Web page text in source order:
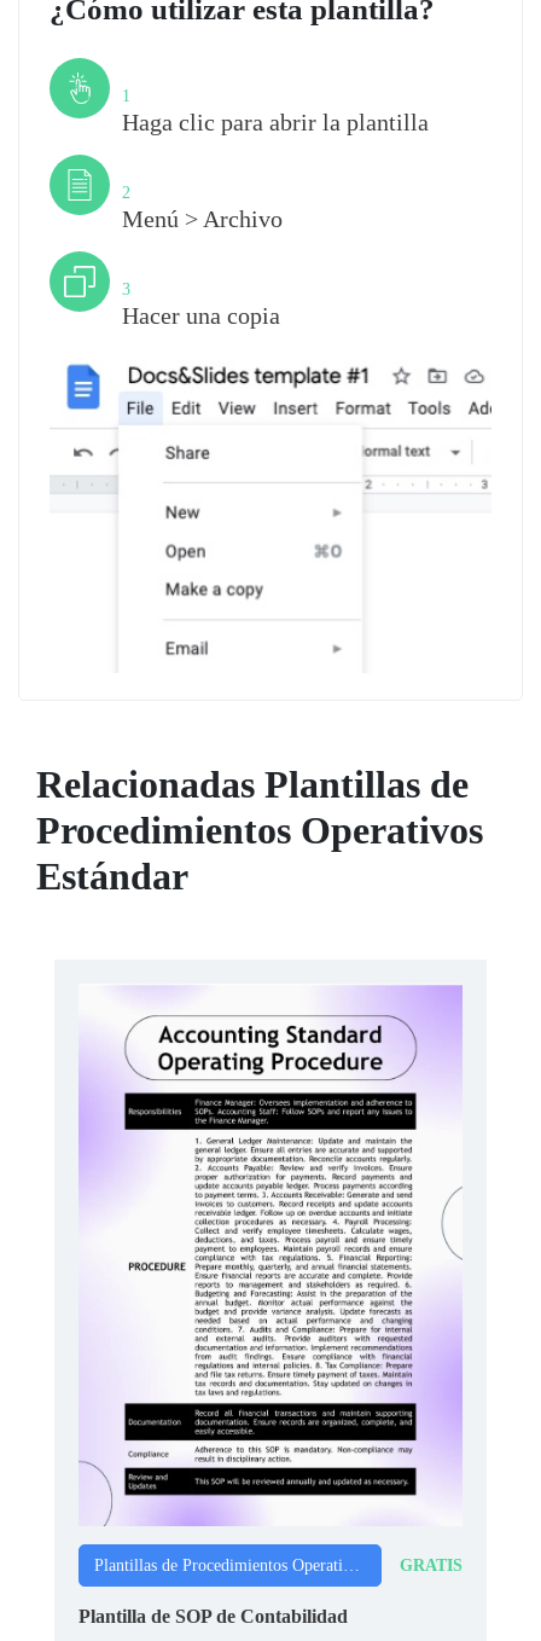
¿Cómo utilizar esta plantilla?
1
Haga clic para abrir la plantilla
2
Menú > Archivo
3
Hacer una copia
Relacionadas Plantillas de
Procedimientos Operativos
Estándar
Plantillas de Procedimientos Operativos Estándar GRATIS
Plantilla de SOP de Contabilidad